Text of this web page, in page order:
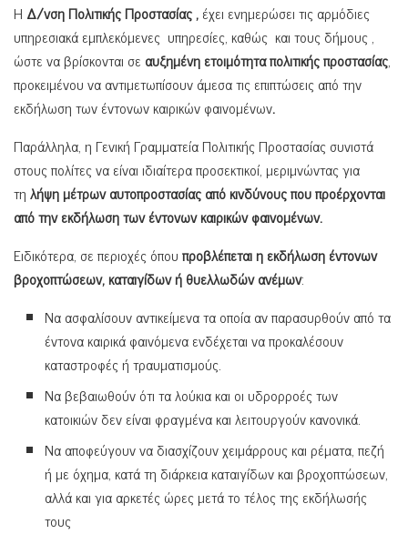
Η Δ/νση Πολιτικής Προστασίας ,έχει ενημερώσει τις αρμόδιες
υπηρεσιακά εμπλεκόμενες υπηρεσίες, καθώς και τους δήμους ,
ώστε να βρίσκονται σε αυξημένη ετοιμότητα πολιτικής προστασίας,
προκειμένου να αντιμετωπίσουν άμεσα τις επιπτώσεις από την
εκδήλωση των έντονων καιρικών φαινομένων.
Παράλληλα, η Γενική Γραμματεία Πολιτικής Προστασίας συνιστά
στους πολίτες να είναι ιδιαίτερα προσεκτικοί, μεριμνώντας για
τηλήψη μέτρων αυτοπροστασίας απόκινδύνους που προέρχονται
από την εκδήλωση των έντονων καιρικών φαινομένων.
Ειδικότερα, σε περιοχές όπουπροβλέπεται η εκδήλωση έντονων
βροχοπτώσεων, καταιγίδων ή θυελλωδών ανέμων:
Να ασφαλίσουν αντικείμενα τα οποία αν παρασυρθούν από τα
έντονα καιρικά φαινόμενα ενδέχεται να προκαλέσουν
καταστροφές ή τραυματισμούς.
Να βεβαιωθούν ότι τα λούκια και οι υδρορροές των
κατοικιών δεν είναι φραγμένα και λειτουργούν κανονικά.
Να αποφεύγουν να διασχίζουν χειμάρρους και ρέματα, πεζή
ή με όχημα, κατά τη διάρκεια καταιγίδων και βροχοπτώσεων,
αλλά και για αρκετές ώρες μετά το τέλος της εκδήλωσής
τους